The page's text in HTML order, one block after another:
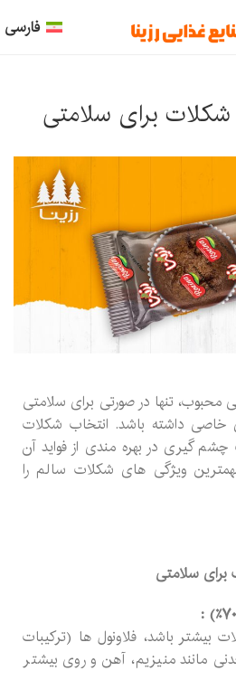
فارسی
برای سلامتی
محبوب، تنها در صورتی برای سلامتی
داشته باشد. انتخاب شکلات
گیری در بهره مندی از فواید آن
ویژگی های شکلات سالم را
سلامتی
بیشتر باشد، فلاونول ها (ترکیبات
مانند منیزیم، آهن و روی بیشتر